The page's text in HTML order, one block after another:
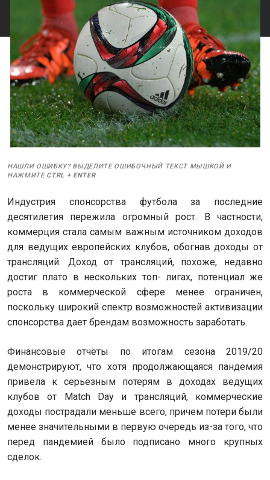
НАШЛИ ОШИБКУ? ВЫДЕЛИТЕ ОШИБОЧНЫЙ ТЕКСТ МЫШКОЙ И
НАЖМИТЕ CTRL + ENTER
Индустрия спонсорства футбола за последние
десятилетия пережила огромный рост. В частности,
коммерция стала самым важным источником доходов
для ведущих европейских клубов, обогнав доходы от
трансляций. Доход от трансляций, похоже, недавно
достиг плато в нескольких топ- лигах, потенциал же
роста в коммерческой сфере менее ограничен,
поскольку широкий спектр возможностей активизации
спонсорства дает брендам возможность заработать.
Финансовые отчёты по итогам сезона 2019/20
демонстрируют, что хотя продолжающаяся пандемия
привела к серьезным потерям в доходах ведущих
клубов от Match Day и трансляций, коммерческие
доходы пострадали меньше всего, причем потери были
менее значительными в первую очередь из-за того, что
перед пандемией было подписано много крупных
сделок.